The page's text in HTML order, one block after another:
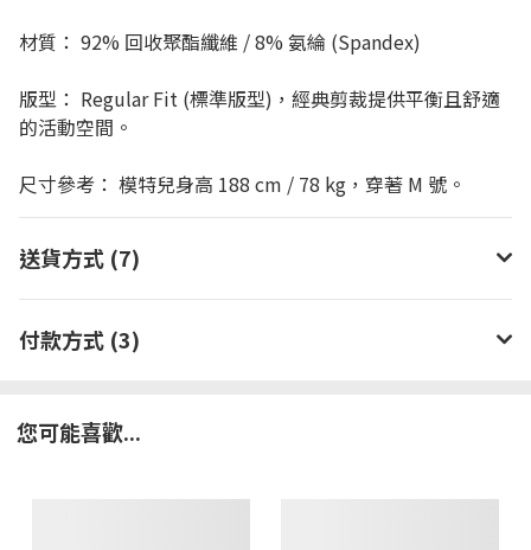
材質： 92% 回收聚酯纖維 / 8% 氨綸 (Spandex)
版型： Regular Fit (標準版型)，經典剪裁提供平衡且舒適
的活動空間。
尺寸參考： 模特兒身高 188 cm / 78 kg，穿著 M 號。
送貨方式 (7)
付款方式 (3)
您可能喜歡...